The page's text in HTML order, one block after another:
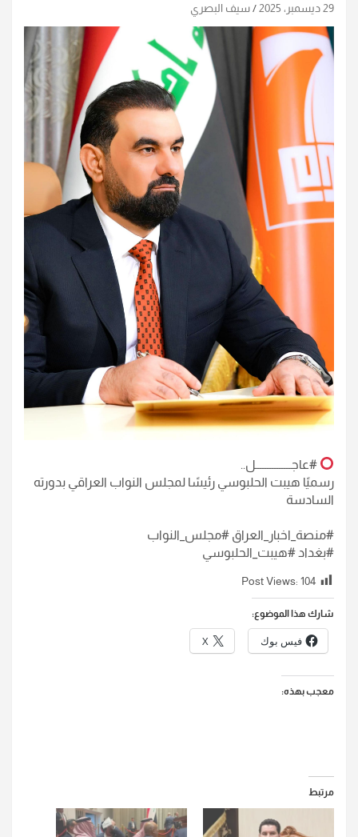
29 ديسمبر، 2025 سيف البصري
#عاجـــــــــــــــل..
رسميًا هيبت الحلبوسي رئيسًا لمجلس النواب العراقي بدورته
السادسة
#منصة_اخبار_العراق #مجلس_النواب
#بغداد #هيبت_الحلبوسي
Post Views: 104
شارك هذا الموضوع:
فيس بوك X
معجب بهذه:
مرتبط